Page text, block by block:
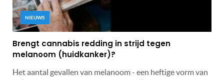
NIEUWS
Brengt cannabis redding in strijd tegen
melanoom (huidkanker)?
Het aantal gevallen van melanoom - een heftige vorm van